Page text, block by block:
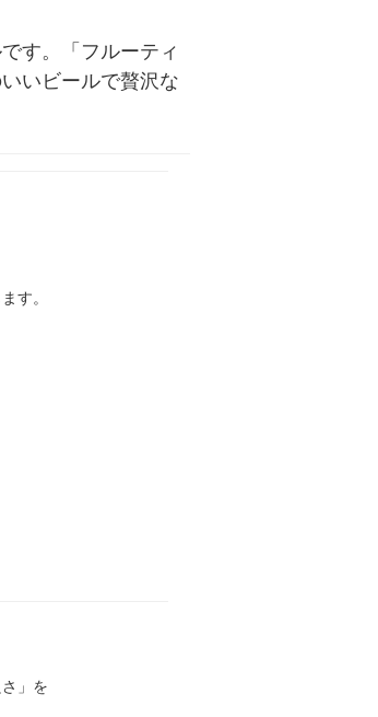
す。「フルーティ
いビールで贅沢な
す。
」を